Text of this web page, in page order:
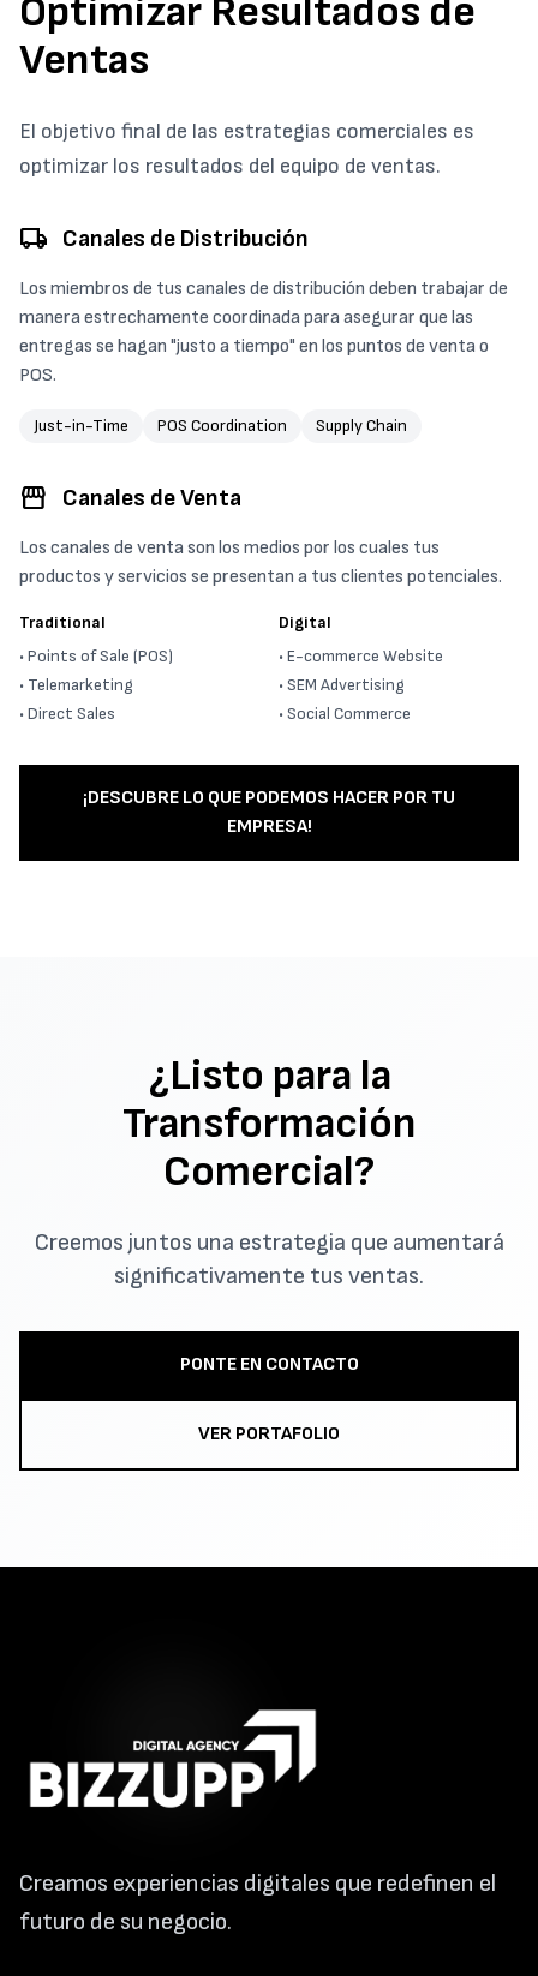
Optimizar Resultados de
Ventas
El objetivo final de las estrategias comerciales es
optimizar los resultados del equipo de ventas.
local_shipping Canales de Distribución
Los miembros de tus canales de distribución deben trabajar de
manera estrechamente coordinada para asegurar que las
entregas se hagan "justo a tiempo" en los puntos de venta o
POS.
Just-in-Time POS Coordination Supply Chain
storefront Canales de Venta
Los canales de venta son los medios por los cuales tus
productos y servicios se presentan a tus clientes potenciales.
Traditional
• Points of Sale (POS)
• Telemarketing
• Direct Sales
Digital
• E-commerce Website
• SEM Advertising
• Social Commerce
¡DESCUBRE LO QUE PODEMOS HACER POR TU
EMPRESA!
¿Listo para la
Transformación
Comercial?
Creemos juntos una estrategia que aumentará
significativamente tus ventas.
PONTE EN CONTACTO
VER PORTAFOLIO
Creamos experiencias digitales que redefinen el
futuro de su negocio.